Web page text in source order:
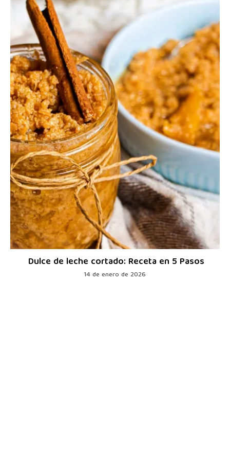
Dulce de leche cortado: Receta en 5 Pasos
14 de enero de 2026